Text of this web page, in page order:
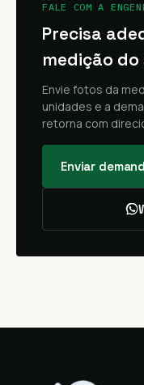
FALE COM A
Precisa
medição do
Envie fotos da
unidades e a
retorna com
Enviar